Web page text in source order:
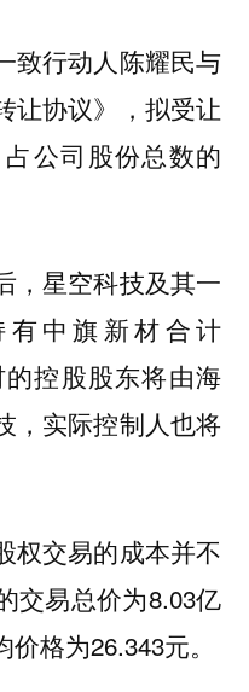
致行动人陈耀民与
让协议》，拟受让
公司股份总数的
，星空科技及其一
中旗新材合计
控股股东将由海
，实际控制人也将
权交易的成本并不
交易总价为8.03亿
格为26.343元。